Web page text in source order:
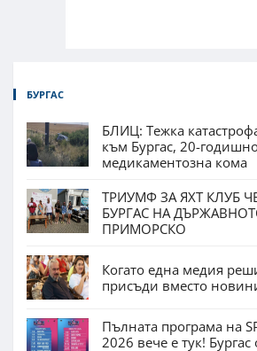
БУРГАС
БЛИЦ: Тежка
към Бургас, 20-
медикаментозна кома
ТРИУМФ ЗА ЯХТ КЛУБ
БУРГАС НА
ПРИМОРСКО
Когато една медия
присъди вместо
Пълната програма на
2026 вече е тук!